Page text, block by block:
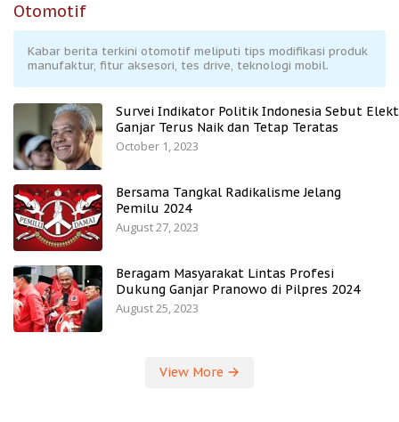
Otomotif
Kabar berita terkini otomotif meliputi tips modifikasi produk
manufaktur, fitur aksesori, tes drive, teknologi mobil.
Survei Indikator Politik Indonesia Sebut
Ganjar Terus Naik dan Tetap Teratas
October 1, 2023
Bersama Tangkal Radikalisme Jelang
Pemilu 2024
August 27, 2023
Beragam Masyarakat Lintas Profesi
Dukung Ganjar Pranowo di Pilpres 2024
August 25, 2023
View More